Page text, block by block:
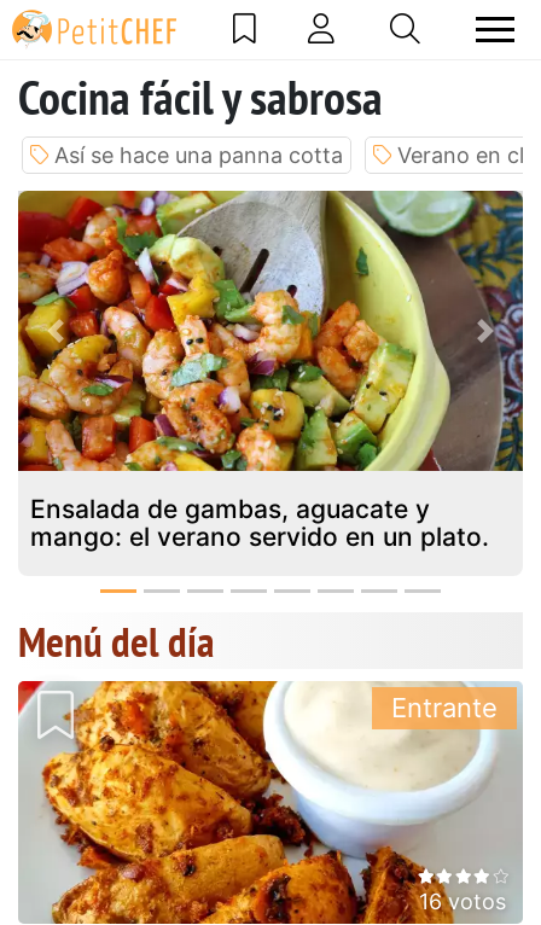
Cocina fácil y sabrosa
Así se hace una panna cotta Verano en
Ensalada de gambas, aguacate y
mango: el verano servido en un plato.
Previous Next
Menú del día
16 votos
Entrante